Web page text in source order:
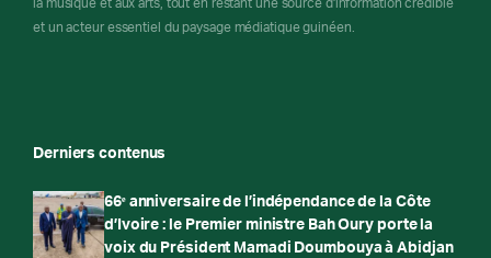
la musique et aux arts, tout en restant une source d'information crédible
et un acteur essentiel du paysage médiatique guinéen.
Derniers contenus
66ᵉ anniversaire de l’indépendance de la Côte
d’Ivoire : le Premier ministre Bah Oury porte la
voix du Président Mamadi Doumbouya à Abidjan